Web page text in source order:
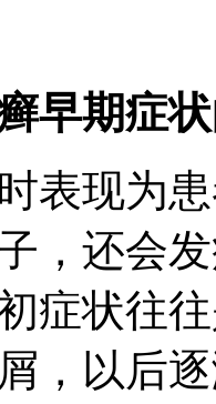
早期症
表现为
，还会
症状往
，以后